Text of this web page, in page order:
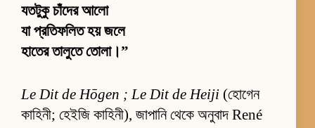
যতটুকু চাঁদের আলো
যা প্রতিফলিত হয় জলে
হাতের তালুতে তোলা।”
Le Dit de Hōgen ; Le Dit de Heiji (হোগেন
কাহিনী; হেইজি কাহিনী), জাপানি থেকে অনুবাদ René